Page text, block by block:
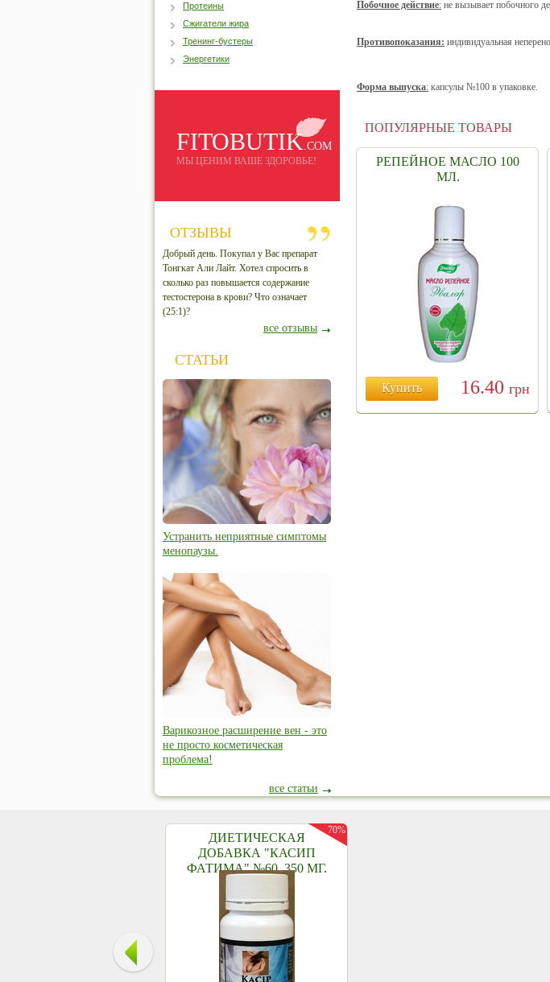
Побочное действие: не вызывает побочного
Противопоказания: индивидуальная
Форма выпуска: капсулы №100 в упаковке.
ПОПУЛЯРНЫЕ ТОВАРЫ
РЕПЕЙНОЕ МАСЛО 100
МЛ.
Купить 16.40 грн
Протеины
Сжигатели жира
Тренинг-бустеры
Энергетики
FITOBUTIK.COM
МЫ ЦЕНИМ ВАШЕ ЗДОРОВЬЕ!
ОТЗЫВЫ
Добрый день. Покупал у Вас препарат
Тонгкат Али Лайт. Хотел спросить в
сколько раз повышается содержание
тестостерона в крови? Что означает
(25:1)?
все отзывы
СТАТЬИ
Устранить неприятные симптомы
менопаузы.
Варикозное расширение вен - это
не просто косметическая
проблема!
все статьи
ДИЕТИЧЕСКАЯ
ДОБАВКА "КАСИП
ФАТИМА" №60, 350 МГ.
70%